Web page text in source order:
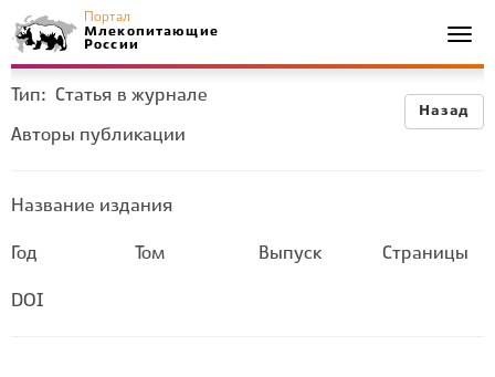
Портал
Млекопитающие
России
Назад
Тип: Статья в журнале
Авторы публикации
Название издания
Год Том Выпуск Страницы
DOI